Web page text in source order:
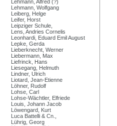
Lehmann, Alfred (?)
Lehmann, Wolfgang
Leiberg, Helge
Leifer, Horst
Leipziger Schule,
Lens, Andries Cornelis
Leonhardi, Eduard Emil August
Lepke, Gerda
Lieberknecht, Werner
Liebermann, Max
Liefrinck, Hans
Liesegang, Helmuth
Lindner, Ulrich
Liotard, Jean-Etienne
Löhner, Rudolf
Lohse, Carl
Lohse-Wächtler, Elfriede
Louis, Johann Jacob
Löwengard, Kurt
Luca Battelli & Cn.,
Lührig, Georg